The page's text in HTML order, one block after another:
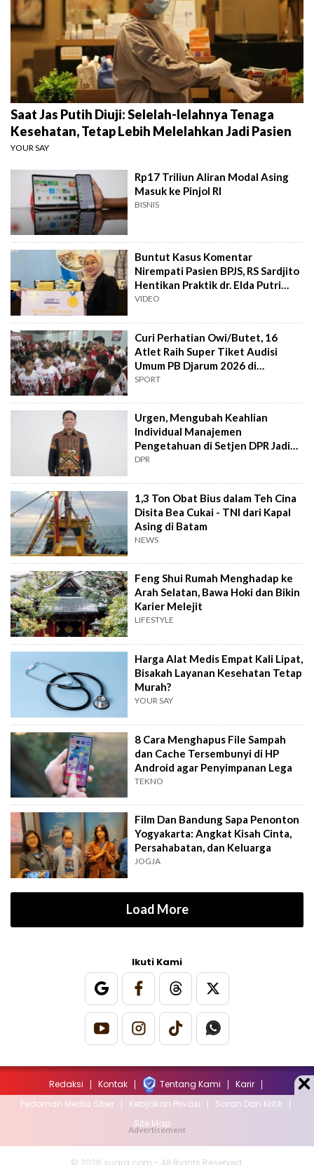
Saat Jas Putih Diuji: Selelah-lelahnya Tenaga
Kesehatan, Tetap Lebih Melelahkan Jadi Pasien
YOUR SAY
Rp17 Triliun Aliran Modal Asing
Masuk ke Pinjol RI
BISNIS
Buntut Kasus Komentar
Nirempati Pasien BPJS, RS Sardjito
Hentikan Praktik dr. Elda Putri
Rahard
VIDEO
Curi Perhatian Owi/Butet, 16
Atlet Raih Super Tiket Audisi
Umum PB Djarum 2026 di
Makassar
SPORT
Urgen, Mengubah Keahlian
Individual Manajemen
Pengetahuan di Setjen DPR Jadi
Kekuatan Institusional
DPR
1,3 Ton Obat Bius dalam Teh Cina
Disita Bea Cukai - TNI dari Kapal
Asing di Batam
NEWS
Feng Shui Rumah Menghadap ke
Arah Selatan, Bawa Hoki dan Bikin
Karier Melejit
LIFESTYLE
Harga Alat Medis Empat Kali Lipat,
Bisakah Layanan Kesehatan Tetap
Murah?
YOUR SAY
8 Cara Menghapus File Sampah
dan Cache Tersembunyi di HP
Android agar Penyimpanan Lega
TEKNO
Film Dan Bandung Sapa Penonton
Yogyakarta: Angkat Kisah Cinta,
Persahabatan, dan Keluarga
JOGJA
Load More
Ikuti Kami
Redaksi Kontak Tentang Kami
Karir
Pedoman Media Siber
Kebijakan Privasi
Saran Dan Kritik
Site Map
© 2026 suara.com - All Rights Reserved.